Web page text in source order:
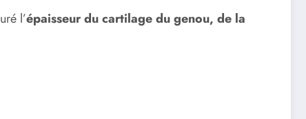
l’épaisseur du cartilage du genou, de la